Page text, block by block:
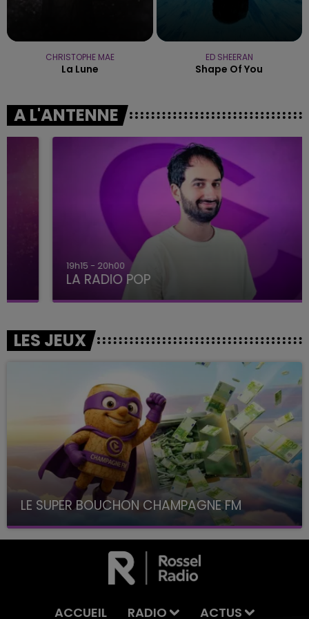
CHRISTOPHE MAE
La Lune
ED SHEERAN
Shape Of You
A L'ANTENNE
19h15 - 20h00
LA RADIO POP
LES JEUX
LE SUPER BOUCHON CHAMPAGNE FM
avec La Famille Champagne FM, à 8H10
ACCUEIL RADIO ACTUS